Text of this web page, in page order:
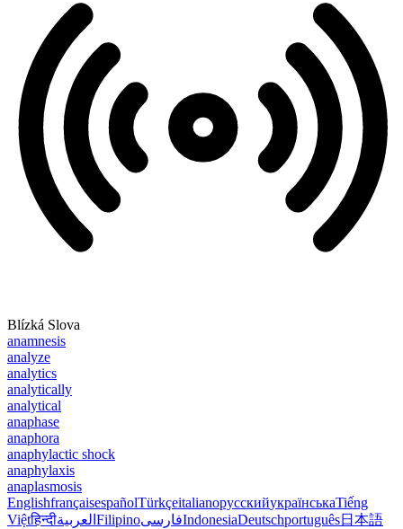
Blízká Slova
anamnesis
analyze
analytics
analytically
analytical
anaphase
anaphora
anaphylactic shock
anaphylaxis
anaplasmosis
EnglishfrançaisespañolTürkçeitalianoрусскийукраїнськаTiếng
Việtहिन्दीالعربية FilipinoفارسیIndonesiaDeutschportuguês日本語